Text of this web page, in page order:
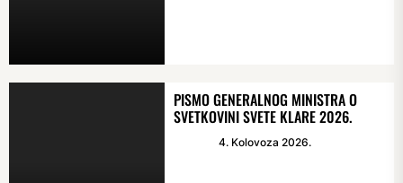
PISMO GENERALNOG MINISTRA O
SVETKOVINI SVETE KLARE 2026.
4. Kolovoza 2026.